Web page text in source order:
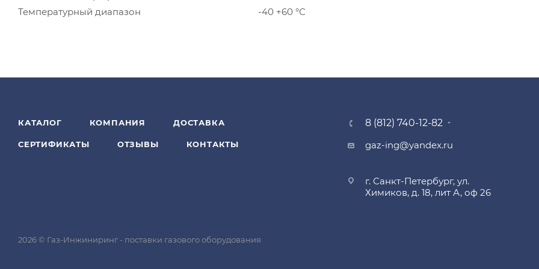
Температурный диапазон
-40 +60 °С
КАТАЛОГ КОМПАНИЯ ДОСТАВКА
СЕРТИФИКАТЫ ОТЗЫВЫ КОНТАКТЫ
8 (812) 740-12-82
gaz-ing@yandex.ru
г. Санкт-Петербург, ул.
Химиков, д. 18, лит А, оф 26
2026 © Газ-Инжиниринг - поставки газового оборудования